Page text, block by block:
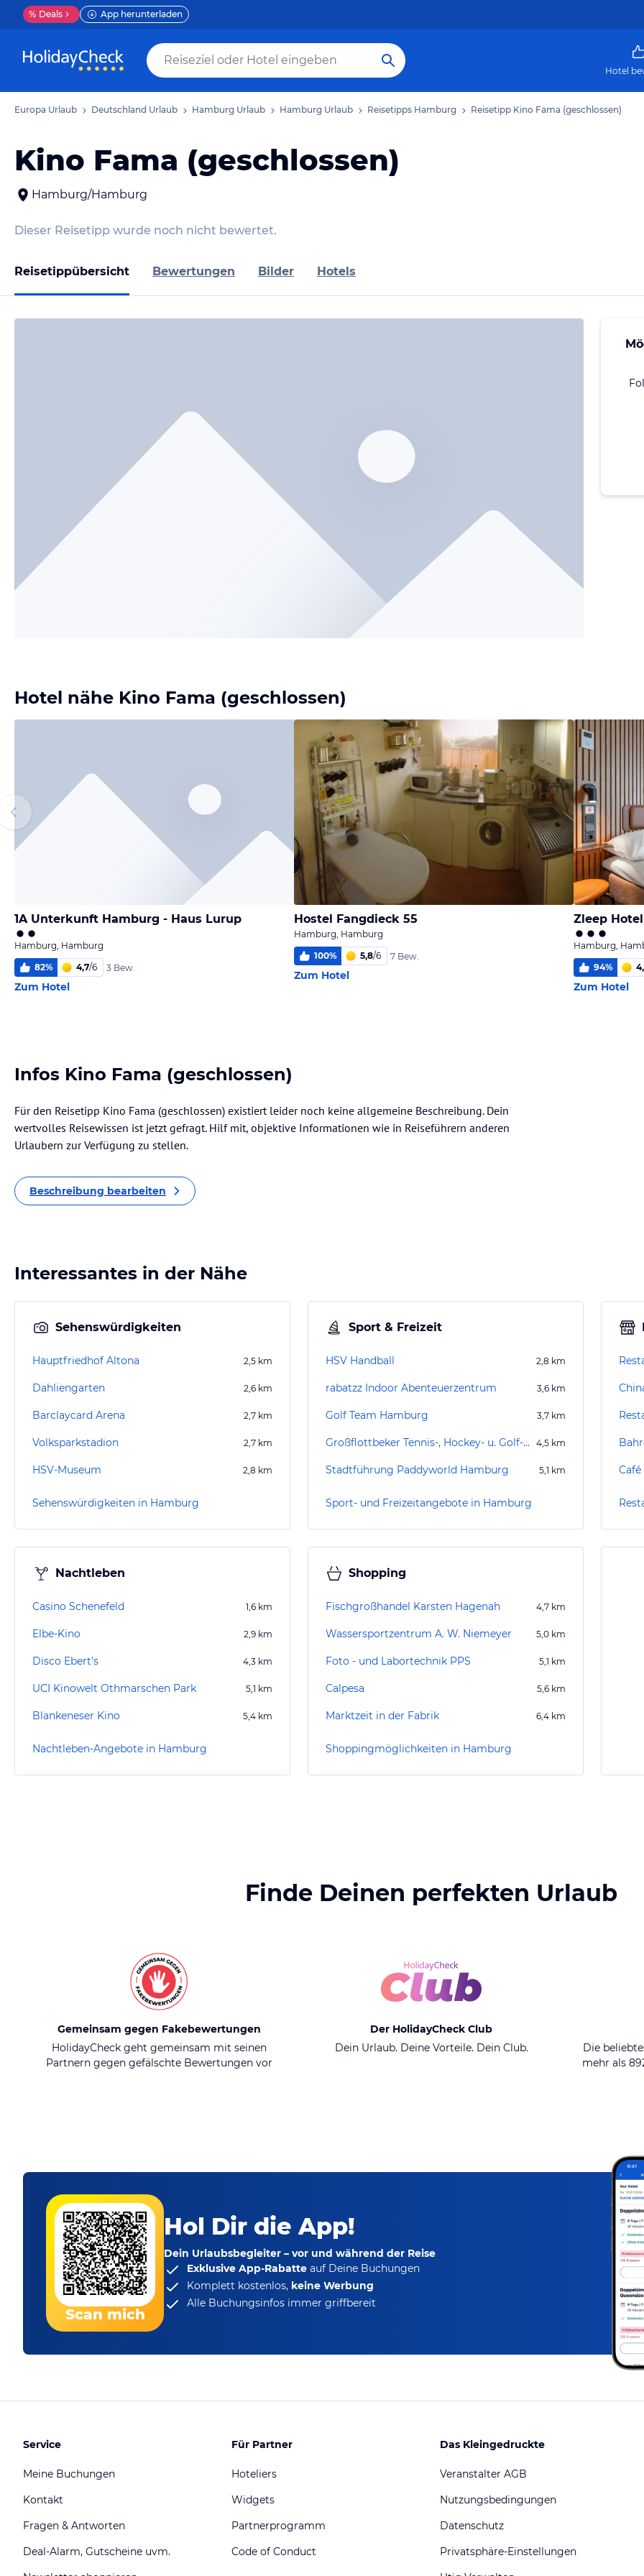
% Deals App herunterladen
Hotel
Europa Urlaub Deutschland Urlaub Hamburg Urlaub Hamburg Urlaub Reisetipps Hamburg Reisetipp Kino Fama (geschlossen)
Kino Fama (geschlossen)
Hamburg/Hamburg
Dieser Reisetipp wurde noch nicht bewertet.
Reisetippübersicht Bewertungen Bilder Hotels
Hotel nähe Kino Fama (geschlossen)
1A Unterkunft Hamburg - Haus Lurup
Hamburg, Hamburg
82% 4,7/6 3 Bew.
Zum Hotel
Hostel Fangdieck 55
Hamburg, Hamburg
100% 5,8/6 7 Bew.
Zum Hotel
Zleep
Hamburg,
94%
Zum Hotel
Infos Kino Fama (geschlossen)
Für den Reisetipp Kino Fama (geschlossen) existiert leider noch keine allgemeine Beschreibung. Dein
wertvolles Reisewissen ist jetzt gefragt. Hilf mit, objektive Informationen wie in Reiseführern anderen
Urlaubern zur Verfügung zu stellen.
Beschreibung bearbeiten
Interessantes in der Nähe
Sehenswürdigkeiten
Hauptfriedhof Altona 2,5 km
Dahliengarten 2,6 km
Barclaycard Arena 2,7 km
Volksparkstadion 2,7 km
HSV-Museum 2,8 km
Sehenswürdigkeiten in Hamburg
Sport & Freizeit
HSV Handball 2,8 km
rabatzz Indoor Abenteuerzentrum 3,6 km
Golf Team Hamburg 3,7 km
Großflottbeker Tennis-, Hockey- u. Golf-Club e.V. 4,5 km
Stadtführung Paddyworld Hamburg 5,1 km
Sport- und Freizeitangebote in Hamburg
Nachtleben
Casino Schenefeld 1,6 km
Elbe-Kino 2,9 km
Disco Ebert's 4,3 km
UCI Kinowelt Othmarschen Park 5,1 km
Blankeneser Kino 5,4 km
Nachtleben-Angebote in Hamburg
Shopping
Fischgroßhandel Karsten Hagenah 4,7 km
Wassersportzentrum A. W. Niemeyer 5,0 km
Foto - und Labortechnik PPS 5,1 km
Calpesa 5,6 km
Marktzeit in der Fabrik 6,4 km
Shoppingmöglichkeiten in Hamburg
Finde Deinen perfekten Urlaub
Gemeinsam gegen Fakebewertungen
HolidayCheck geht gemeinsam mit seinen
Partnern gegen gefälschte Bewertungen vor
Der HolidayCheck Club
Dein Urlaub. Deine Vorteile. Dein Club.
Die
mehr als
Scan mich
Hol Dir die App!
Dein Urlaubsbegleiter – vor und während der Reise
Exklusive App-Rabatte auf Deine Buchungen
Komplett kostenlos, keine Werbung
Alle Buchungsinfos immer griffbereit
Service
Meine Buchungen
Kontakt
Fragen & Antworten
Deal-Alarm, Gutscheine uvm.
Für Partner
Hoteliers
Widgets
Partnerprogramm
Code of Conduct
Das Kleingedruckte
Veranstalter AGB
Nutzungsbedingungen
Datenschutz
Privatsphäre-Einstellungen